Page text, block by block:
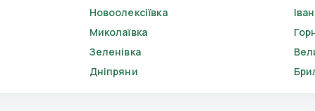
Новоолексіївка
Миколаївка
Зеленівка
Дніпряни